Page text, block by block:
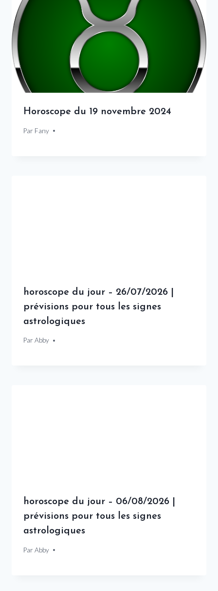
Horoscope du 19 novembre 2024
Par Fany
20 novembre 2024
horoscope du jour – 26/07/2026 |
prévisions pour tous les signes
astrologiques
Par Abby
26 juillet 2026
horoscope du jour – 06/08/2026 |
prévisions pour tous les signes
astrologiques
Par Abby
6 août 2026